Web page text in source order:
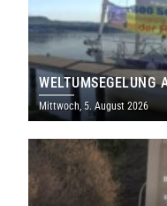
WELTUMSEGELUNG
Mittwoch, 5. August 2026